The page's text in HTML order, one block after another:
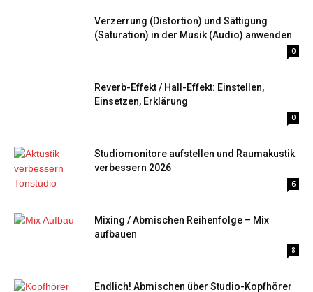
Verzerrung (Distortion) und Sättigung
(Saturation) in der Musik (Audio) anwenden
0
Reverb-Effekt / Hall-Effekt: Einstellen,
Einsetzen, Erklärung
0
Studiomonitore aufstellen und Raumakustik
verbessern 2026
6
Mixing / Abmischen Reihenfolge – Mix
aufbauen
8
Endlich! Abmischen über Studio-Kopfhörer